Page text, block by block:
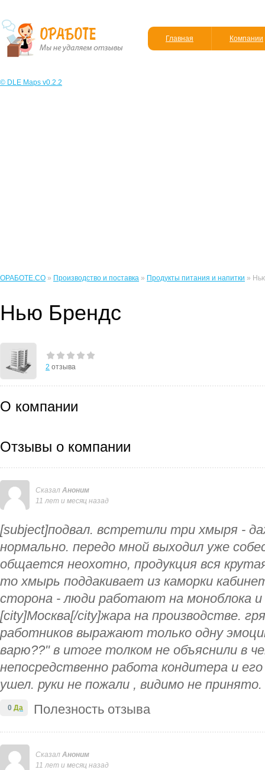
Главная Компании
© DLE Maps v0.2.2
ОРАБОТЕ.CO » Производство и поставка » Продукты питания и напитки »
Нью Брендс
2 отзыва
О компании
Отзывы о компании
Сказал Аноним
11 лет и месяц назад
[subject]подвал. встретили три хмыря -
нормально. передо мной выходил уже
общается неохотно, продукция вся
то хмырь поддакивает из каморки
сторона - люди работают на моноблока и
[city]Москва[/city]жара на производстве.
работников выражают только одну
варю??" в итоге толком не объяснили в
непосредственно работа кондитера и
ушел. руки не пожали , видимо не принято.
Полезность отзыва
0 Да
Сказал Аноним
11 лет и месяц назад